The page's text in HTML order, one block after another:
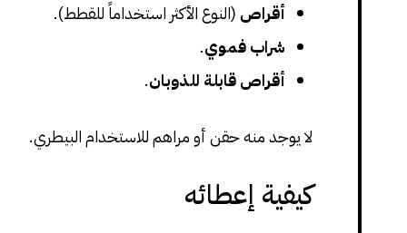
أقراص (النوع الأكثر استخداماً للقطط).
شراب فموي.
أقراص قابلة للذوبان.
لا يوجد منه حقن أو مراهم للاستخدام البيطري.
كيفية إعطائه